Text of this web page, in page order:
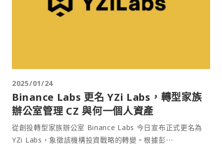
2025/01/24
Binance Labs 更名 YZi Labs，轉型家族
辦公室管理 CZ 與何一個人資產
從創投轉型家族辦公室 Binance Labs 今日宣布正式更名為
YZi Labs，象徵該機構投資戰略的轉變。根據彭⋯